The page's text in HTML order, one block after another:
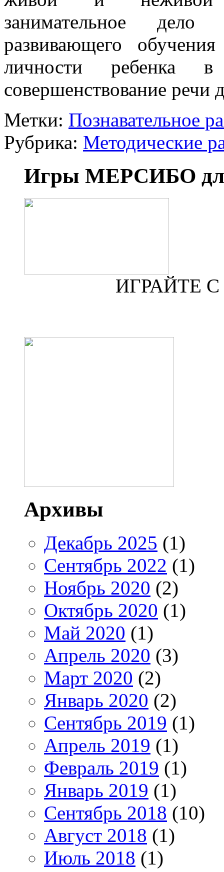
занимательное
развивающего
личности
совершенствование речи
Метки: Познавательное
Рубрика: Методические
Игры МЕРСИБО
ИГРАЙТЕ
Архивы
Декабрь 2025 (1)
Сентябрь 2022 (1)
Ноябрь 2020 (2)
Октябрь 2020 (1)
Май 2020 (1)
Апрель 2020 (3)
Март 2020 (2)
Январь 2020 (2)
Сентябрь 2019 (1)
Апрель 2019 (1)
Февраль 2019 (1)
Январь 2019 (1)
Сентябрь 2018 (10)
Август 2018 (1)
Июль 2018 (1)